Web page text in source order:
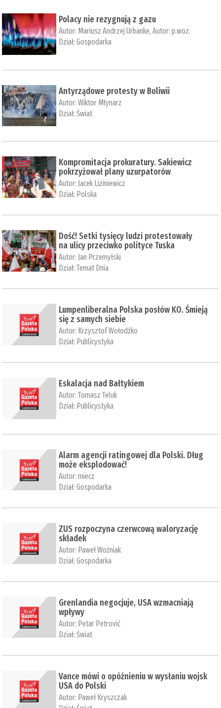
Polacy nie rezygnują z gazu
Autor: Mariusz Andrzej Urbanke, Autor:p.woz.
Dział:Gospodarka
Antyrządowe protesty w Boliwii
Autor:Wiktor Młynarz
Dział:Świat
Kompromitacja prokuratury. Sakiewicz
pokrzyżował plany uzurpatorów
Autor: Jacek Liziniewicz
Dział: Polska
Dość! Setki tysięcy ludzi protestowały
na ulicy przeciwko polityce Tuska
Autor: Jan Przemyłski
Dział:Temat Dnia
Lumpenliberalna Polska posłów KO. Śmieją
się z samych siebie
Autor: Krzysztof Wołodźko
Dział: Publicystyka
Eskalacja nad Bałtykiem
Autor:Tomasz Teluk
Dział: Publicystyka
Alarm agencji ratingowej dla Polski. Dług
może eksplodować!
Autor:miecz
Dział:Gospodarka
ZUS rozpoczyna czerwcową waloryzację
składek
Autor: Paweł Woźniak
Dział:Gospodarka
Grenlandia negocjuje, USA wzmacniają
wpływy
Autor: Petar Petrović
Dział:Świat
Vance mówi o opóźnieniu w wysłaniu wojsk
USA do Polski
Autor: Paweł Kryszczak